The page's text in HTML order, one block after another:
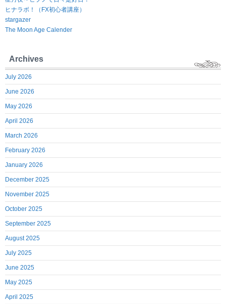
ヒナラボ！（FX初心者講座）
stargazer
The Moon Age Calender
Archives
July 2026
June 2026
May 2026
April 2026
March 2026
February 2026
January 2026
December 2025
November 2025
October 2025
September 2025
August 2025
July 2025
June 2025
May 2025
April 2025